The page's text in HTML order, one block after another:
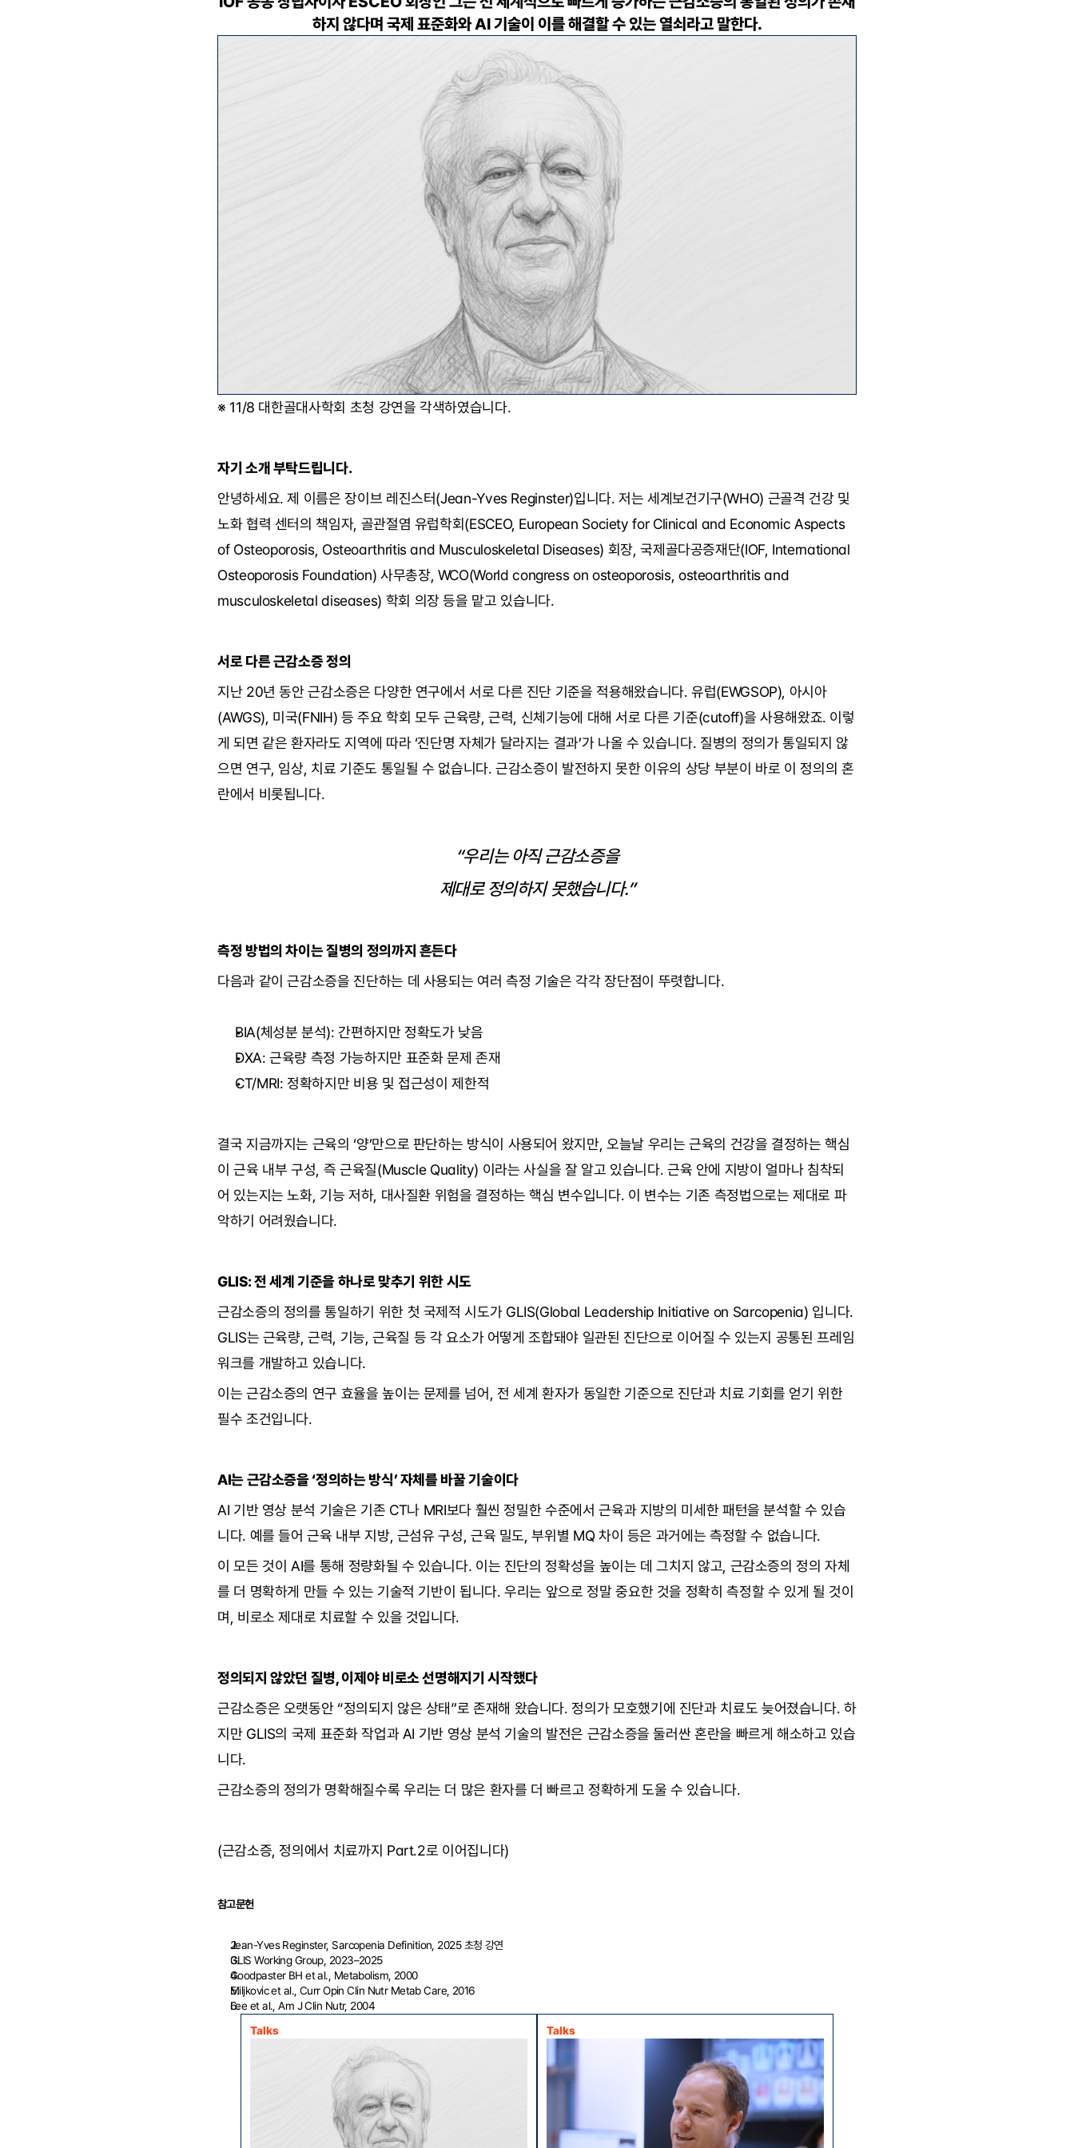
하지 않다며 국제 표준화와 AI 기술이 이를 해결할 수 있는 열쇠라고 말한다.
※ 11/8 대한골대사학회 초청 강연을 각색하였습니다.
자기 소개 부탁드립니다.
안녕하세요. 제 이름은 장이브 레진스터(Jean-Yves Reginster)입니다. 저는 세계보건기구(WHO) 근골격 건강 및
노화 협력 센터의 책임자, 골관절염 유럽학회(ESCEO, European Society for Clinical and Economic Aspects
of Osteoporosis, Osteoarthritis and Musculoskeletal Diseases) 회장, 국제골다공증재단(IOF, International
Osteoporosis Foundation) 사무총장, WCO(World congress on osteoporosis, osteoarthritis and
musculoskeletal diseases) 학회 의장 등을 맡고 있습니다.
서로 다른 근감소증 정의
지난 20년 동안 근감소증은 다양한 연구에서 서로 다른 진단 기준을 적용해왔습니다. 유럽(EWGSOP), 아시아
(AWGS), 미국(FNIH) 등 주요 학회 모두 근육량, 근력, 신체기능에 대해 서로 다른 기준(cutoff)을 사용해왔죠. 이렇
게 되면 같은 환자라도 지역에 따라 ‘진단명 자체가 달라지는 결과’가 나올 수 있습니다. 질병의 정의가 통일되지 않
으면 연구, 임상, 치료 기준도 통일될 수 없습니다. 근감소증이 발전하지 못한 이유의 상당 부분이 바로 이 정의의 혼
란에서 비롯됩니다.
“우리는 아직 근감소증을
제대로 정의하지 못했습니다.”
측정 방법의 차이는 질병의 정의까지 흔든다
다음과 같이 근감소증을 진단하는 데 사용되는 여러 측정 기술은 각각 장단점이 뚜렷합니다.
BIA(체성분 분석): 간편하지만 정확도가 낮음
DXA: 근육량 측정 가능하지만 표준화 문제 존재
CT/MRI: 정확하지만 비용 및 접근성이 제한적
결국 지금까지는 근육의 ‘양’만으로 판단하는 방식이 사용되어 왔지만, 오늘날 우리는 근육의 건강을 결정하는 핵심
이 근육 내부 구성, 즉 근육질(Muscle Quality) 이라는 사실을 잘 알고 있습니다. 근육 안에 지방이 얼마나 침착되
어 있는지는 노화, 기능 저하, 대사질환 위험을 결정하는 핵심 변수입니다. 이 변수는 기존 측정법으로는 제대로 파
악하기 어려웠습니다.
GLIS: 전 세계 기준을 하나로 맞추기 위한 시도
근감소증의 정의를 통일하기 위한 첫 국제적 시도가 GLIS(Global Leadership Initiative on Sarcopenia) 입니다.
GLIS는 근육량, 근력, 기능, 근육질 등 각 요소가 어떻게 조합돼야 일관된 진단으로 이어질 수 있는지 공통된 프레임
워크를 개발하고 있습니다.
이는 근감소증의 연구 효율을 높이는 문제를 넘어, 전 세계 환자가 동일한 기준으로 진단과 치료 기회를 얻기 위한
필수 조건입니다.
AI는 근감소증을 ‘정의하는 방식’ 자체를 바꿀 기술이다
AI 기반 영상 분석 기술은 기존 CT나 MRI보다 훨씬 정밀한 수준에서 근육과 지방의 미세한 패턴을 분석할 수 있습
니다. 예를 들어 근육 내부 지방, 근섬유 구성, 근육 밀도, 부위별 MQ 차이 등은 과거에는 측정할 수 없습니다.
이 모든 것이 AI를 통해 정량화될 수 있습니다. 이는 진단의 정확성을 높이는 데 그치지 않고, 근감소증의 정의 자체
를 더 명확하게 만들 수 있는 기술적 기반이 됩니다. 우리는 앞으로 정말 중요한 것을 정확히 측정할 수 있게 될 것이
며, 비로소 제대로 치료할 수 있을 것입니다.
정의되지 않았던 질병, 이제야 비로소 선명해지기 시작했다
근감소증은 오랫동안 “정의되지 않은 상태”로 존재해 왔습니다. 정의가 모호했기에 진단과 치료도 늦어졌습니다. 하
지만 GLIS의 국제 표준화 작업과 AI 기반 영상 분석 기술의 발전은 근감소증을 둘러싼 혼란을 빠르게 해소하고 있습
니다.
근감소증의 정의가 명확해질수록 우리는 더 많은 환자를 더 빠르고 정확하게 도울 수 있습니다.
(근감소증, 정의에서 치료까지 Part.2로 이어집니다)
참고문헌
Jean-Yves Reginster, Sarcopenia Definition, 2025 초청 강연
GLIS Working Group, 2023–2025
Goodpaster BH et al., Metabolism, 2000
Miljkovic et al., Curr Opin Clin Nutr Metab Care, 2016
Lee et al., Am J Clin Nutr, 2004
Talks
Talks